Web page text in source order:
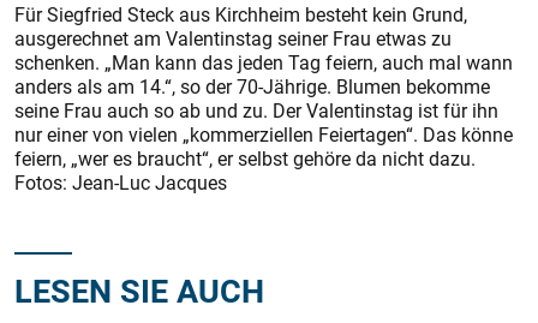
Für Siegfried Steck aus Kirchheim besteht kein Grund,
ausgerechnet am Valentinstag seiner Frau etwas zu
schenken. „Man kann das jeden Tag feiern, auch mal wann
anders als am 14.“, so der 70-Jährige. Blumen bekomme
seine Frau auch so ab und zu. Der Valentinstag ist für ihn
nur einer von vielen „kommerziellen Feiertagen“. Das könne
feiern, „wer es braucht“, er selbst gehöre da nicht dazu.
Fotos: Jean-Luc Jacques
LESEN SIE AUCH